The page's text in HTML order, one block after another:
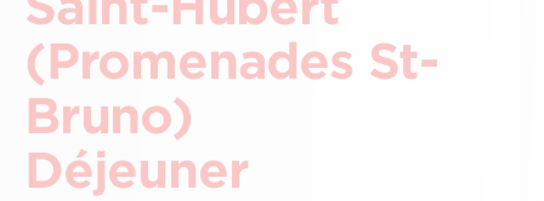
(Promenades St-
Bruno)
Déjeuner